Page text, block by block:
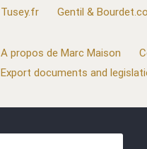
Tusey.fr
Gentil &
A propos de Marc Maison
Export documents and